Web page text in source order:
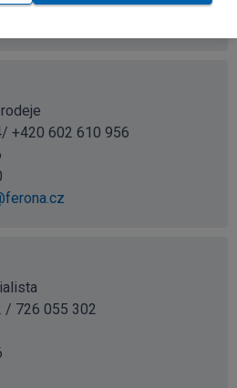
+420 602 610 956
/ 726 055 302